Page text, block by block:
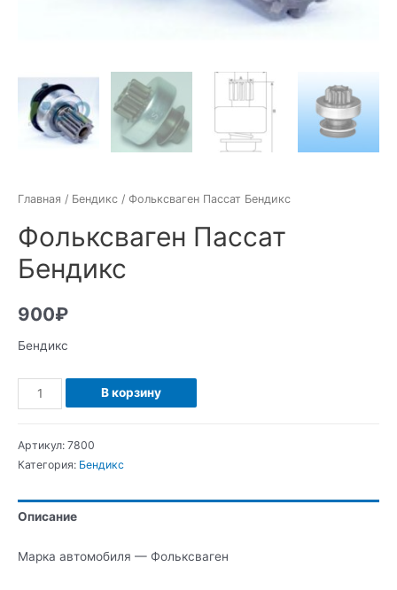
Главная / Бендикс / Фольксваген Пассат Бендикс
Фольксваген Пассат
Бендикс
900₽
Бендикс
Количество
Фольксваген
Бендикс
В корзину
Артикул: 7800
Категория: Бендикс
Описание
Марка автомобиля — Фольксваген